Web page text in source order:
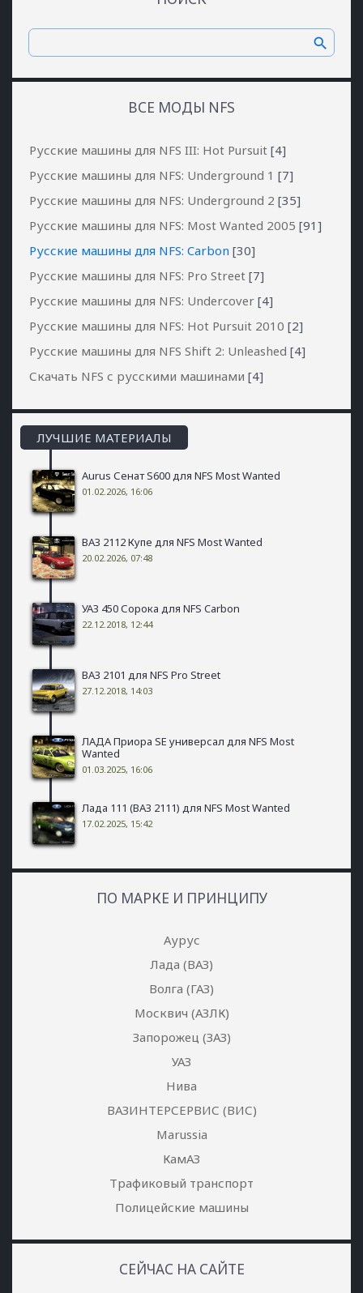
ВСЕ МОДЫ NFS
Русские машины для NFS III: Hot Pursuit [4]
Русские машины для NFS: Underground 1 [7]
Русские машины для NFS: Underground 2 [35]
Русские машины для NFS: Most Wanted 2005 [91]
Русские машины для NFS: Carbon [30]
Русские машины для NFS: Pro Street [7]
Русские машины для NFS: Undercover [4]
Русские машины для NFS: Hot Pursuit 2010 [2]
Русские машины для NFS Shift 2: Unleashed [4]
Скачать NFS с русскими машинами [4]
ЛУЧШИЕ МАТЕРИАЛЫ
Aurus Сенат S600 для NFS Most Wanted
01.02.2026, 16:06
ВАЗ 2112 Купе для NFS Most Wanted
20.02.2026, 07:48
УАЗ 450 Сорока для NFS Carbon
22.12.2018, 12:44
ВАЗ 2101 для NFS Pro Street
27.12.2018, 14:03
ЛАДА Приора SE универсал для NFS Most
Wanted
01.03.2025, 16:06
Лада 111 (ВАЗ 2111) для NFS Most Wanted
17.02.2025, 15:42
ПО МАРКЕ И ПРИНЦИПУ
Аурус
Лада (ВАЗ)
Волга (ГАЗ)
Москвич (АЗЛК)
Запорожец (ЗАЗ)
УАЗ
Нива
ВАЗИНТЕРСЕРВИС (ВИС)
Marussia
КамАЗ
Трафиковый транспорт
Полицейские машины
СЕЙЧАС НА САЙТЕ